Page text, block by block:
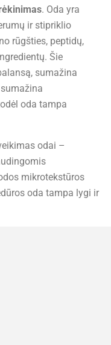
. Oda yra
ir stipriklio
rūgšties, peptidų,
Šie
sumažina
oda tampa
odai –
mikrotekstūros
oda tampa lygi ir